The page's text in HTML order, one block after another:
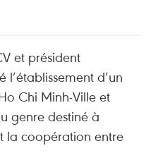
et président
d’un
Chi Minh-Ville et
genre destiné à
la coopération entre